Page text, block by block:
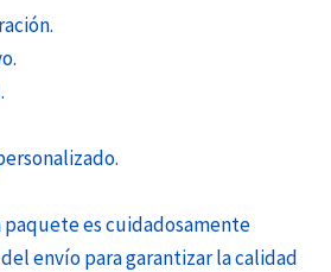
paquete es cuidadosamente
envío para garantizar la calidad